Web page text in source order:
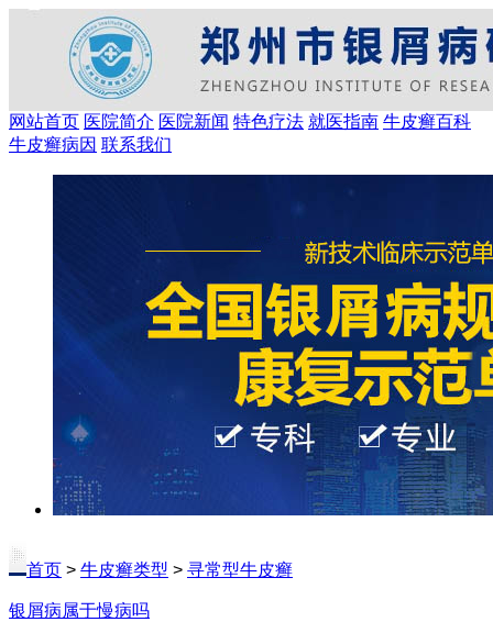
网站首页 医院简介 医院新闻 特色疗法 就医指南 牛皮癣百科
牛皮癣病因 联系我们
首页 > 牛皮癣类型 > 寻常型牛皮癣
银屑病属于慢病吗